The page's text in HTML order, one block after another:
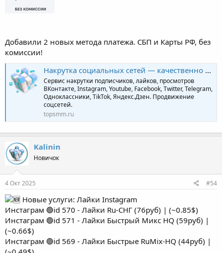
Добавили 2 новых метода платежа. СБП и Карты РФ, без
комиссии!
Накрутка социальных сетей — качественно и профессионально | TopSmm
Сервис накрутки подписчиков, лайков, просмотров
ВКонтакте, Instagram, Youtube, Facebook, Twitter, Telegram,
Одноклассники, TikTok, Яндекс.Дзен. Продвижение
соцсетей.
topsmm.ru
Kalinin
Новичок
4 Окт 2025 #54
Новые услуги: Лайки Instagram
Инстаграм 🟢id 570 - Лайки Ru-СНГ (76руб) | (~0.85$)
Инстаграм 🟢id 571 - Лайки Быстрый Микс HQ (59руб) |
(~0.66$)
Инстаграм 🟢id 569 - Лайки Быстрые RuMix-HQ (44руб) |